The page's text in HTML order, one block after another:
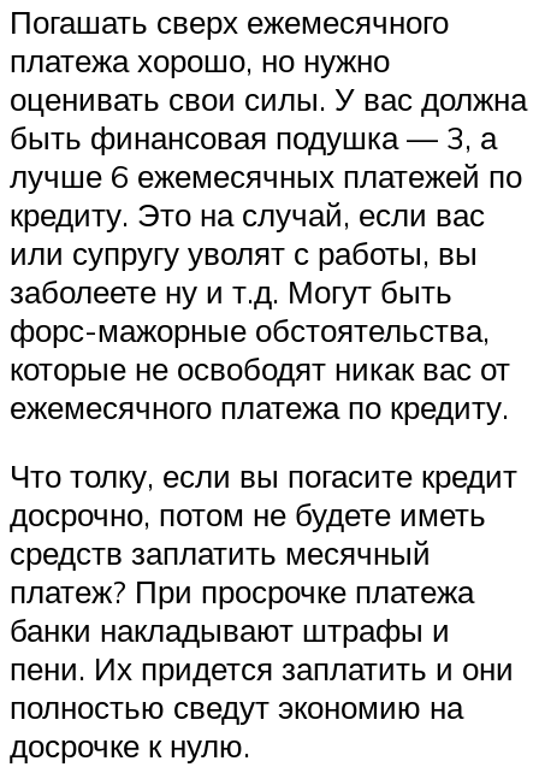
Погашать сверх ежемесячного
платежа хорошо, но нужно
оценивать свои силы. У вас должна
быть финансовая подушка — 3, а
лучше 6 ежемесячных платежей по
кредиту. Это на случай, если вас
или супругу уволят с работы, вы
заболеете ну и т.д. Могут быть
форс-мажорные обстоятельства,
которые не освободят никак вас от
ежемесячного платежа по кредиту.
Что толку, если вы погасите кредит
досрочно, потом не будете иметь
средств заплатить месячный
платеж? При просрочке платежа
банки накладывают штрафы и
пени. Их придется заплатить и они
полностью сведут экономию на
досрочке к нулю.